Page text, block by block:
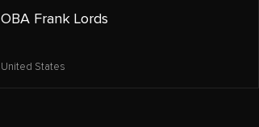
OBA Frank Lords
United States